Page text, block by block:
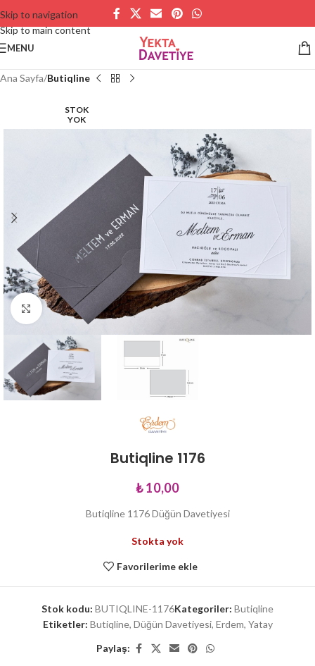
Skip to navigation
Skip to main content
MENU
Ana Sayfa Butiqline
STOK
YOK
Büyütmek için tıklayın
Butiqline 1176
₺10,00
Butiqline 1176 Düğün Davetiyesi
Stokta yok
Favorilerime ekle
Stok kodu: BUTIQLINE-1176Kategoriler: Butiqline
Etiketler: Butiqline, Düğün Davetiyesi, Erdem, Yatay
Paylaş: